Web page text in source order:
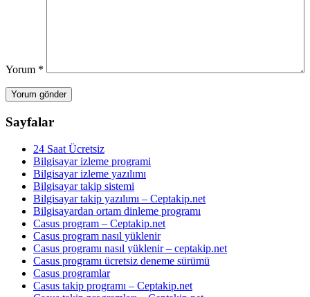
Yorum *
Sayfalar
24 Saat Ücretsiz
Bilgisayar izleme programi
Bilgisayar izleme yazılımı
Bilgisayar takip sistemi
Bilgisayar takip yazılımı – Ceptakip.net
Bilgisayardan ortam dinleme programı
Casus program – Ceptakip.net
Casus program nasıl yüklenir
Casus programı nasıl yüklenir – ceptakip.net
Casus programı ücretsiz deneme sürümü
Casus programlar
Casus takip programı – Ceptakip.net